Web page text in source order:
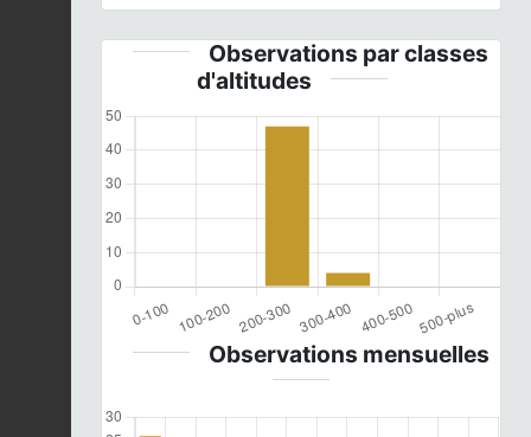
Observations par classes
d'altitudes
Observations mensuelles